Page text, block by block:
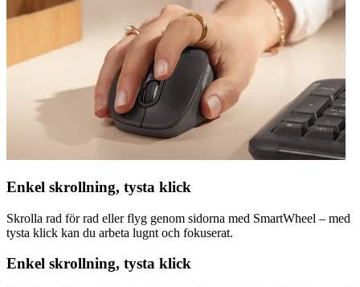
Enkel skrollning, tysta klick
Skrolla rad för rad eller flyg genom sidorna med SmartWheel – med
tysta klick kan du arbeta lugnt och fokuserat.
Enkel skrollning, tysta klick